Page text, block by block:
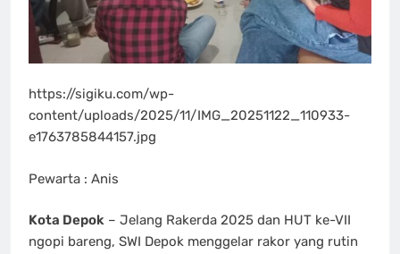
https://sigiku.com/wp-
content/uploads/2025/11/IMG_20251122_110933-
e1763785844157.jpg
Pewarta : Anis
Kota Depok – Jelang Rakerda 2025 dan HUT ke-VII
ngopi bareng, SWI Depok menggelar rakor yang rutin